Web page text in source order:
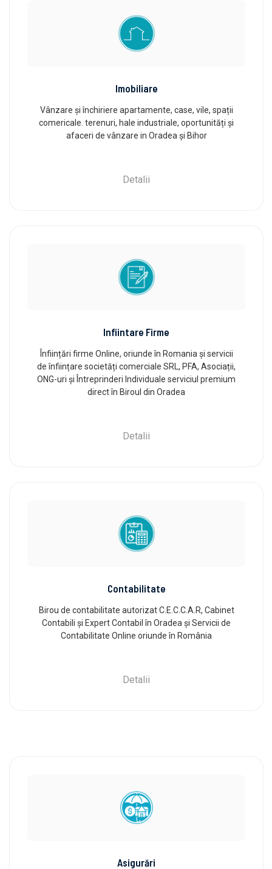
Imobiliare
Vânzare și închiriere apartamente, case, vile, spații
comericale. terenuri, hale industriale, oportunități și
afaceri de vânzare in Oradea și Bihor
Detalii
Infiintare Firme
Înființări firme Online, oriunde în Romania și servicii
de înființare societăți comerciale SRL, PFA, Asociații,
ONG-uri și Întreprinderi Individuale serviciul premium
direct în Biroul din Oradea
Detalii
Contabilitate
Birou de contabilitate autorizat C.E.C.C.A.R, Cabinet
Contabili și Expert Contabil în Oradea și Servicii de
Contabilitate Online oriunde în România
Detalii
Asigurări